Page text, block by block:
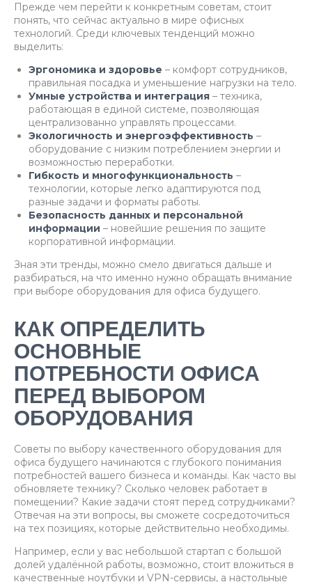
Прежде чем перейти к конкретным советам, стоит
понять, что сейчас актуально в мире офисных
технологий. Среди ключевых тенденций можно
выделить:
Эргономика и здоровье – комфорт сотрудников,
правильная посадка и уменьшение нагрузки на тело.
Умные устройства и интеграция – техника,
работающая в единой системе, позволяющая
централизованно управлять процессами.
Экологичность и энергоэффективность –
оборудование с низким потреблением энергии и
возможностью переработки.
Гибкость и многофункциональность –
технологии, которые легко адаптируются под
разные задачи и форматы работы.
Безопасность данных и персональной
информации – новейшие решения по защите
корпоративной информации.
Зная эти тренды, можно смело двигаться дальше и
разбираться, на что именно нужно обращать внимание
при выборе оборудования для офиса будущего.
КАК ОПРЕДЕЛИТЬ
ОСНОВНЫЕ
ПОТРЕБНОСТИ ОФИСА
ПЕРЕД ВЫБОРОМ
ОБОРУДОВАНИЯ
Советы по выбору качественного оборудования для
офиса будущего начинаются с глубокого понимания
потребностей вашего бизнеса и команды. Как часто вы
обновляете технику? Сколько человек работает в
помещении? Какие задачи стоят перед сотрудниками?
Отвечая на эти вопросы, вы сможете сосредоточиться
на тех позициях, которые действительно необходимы.
Например, если у вас небольшой стартап с большой
долей удалённой работы, возможно, стоит вложиться в
качественные ноутбуки и VPN-сервисы, а настольные